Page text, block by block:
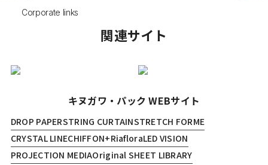
Corporate links
関連サイト
キヌガワ・パック WEBサイト
DROP PAPERSTRING CURTAINSTRETCH FORME
CRYSTAL LINECHIFFON+RiafloraLED VISION
PROJECTION MEDIAOriginal SHEET LIBRARY